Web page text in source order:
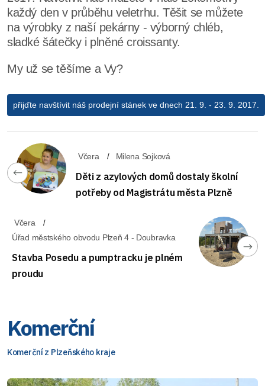
každý den v průběhu veletrhu. Těšit se můžete
na výrobky z naší pekárny - výborný chléb,
sladké šátečky i plněné croissanty.
My už se těšíme a Vy?
přijďte navštívit náš prodejní stánek ve dnech 21. 9. - 23. 9. 2017.
Včera Milena Sojková
Děti z azylových domů dostaly školní
potřeby od Magistrátu města Plzně
Včera
Úřad městského obvodu Plzeň 4 - Doubravka
Stavba Posedu a pumptracku je plném
proudu
Komerční
Komerční z Plzeňského kraje